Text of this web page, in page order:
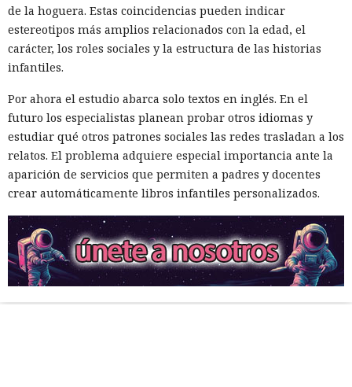
de la hoguera. Estas coincidencias pueden indicar
estereotipos más amplios relacionados con la edad, el
carácter, los roles sociales y la estructura de las historias
infantiles.
Por ahora el estudio abarca solo textos en inglés. En el
futuro los especialistas planean probar otros idiomas y
estudiar qué otros patrones sociales las redes trasladan a los
relatos. El problema adquiere especial importancia ante la
aparición de servicios que permiten a padres y docentes
crear automáticamente libros infantiles personalizados.